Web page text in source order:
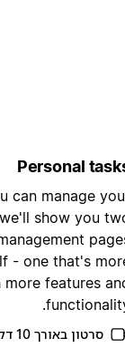
Personal
can manage
show you
- one that's
features
סרטון באורך 10 דק'